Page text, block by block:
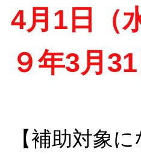
4月1日（
９年3月31
【補助対象に